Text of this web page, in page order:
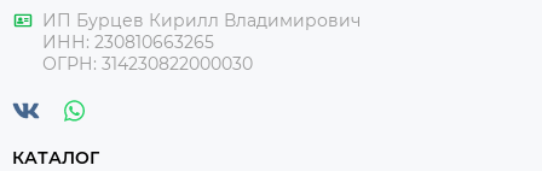
ИП Бурцев Кирилл Владимирович
ИНН: 230810663265
ОГРН: 314230822000030
КАТАЛОГ